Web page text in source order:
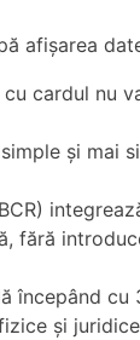
afișarea
cardul nu
și mai
fără
începând
și